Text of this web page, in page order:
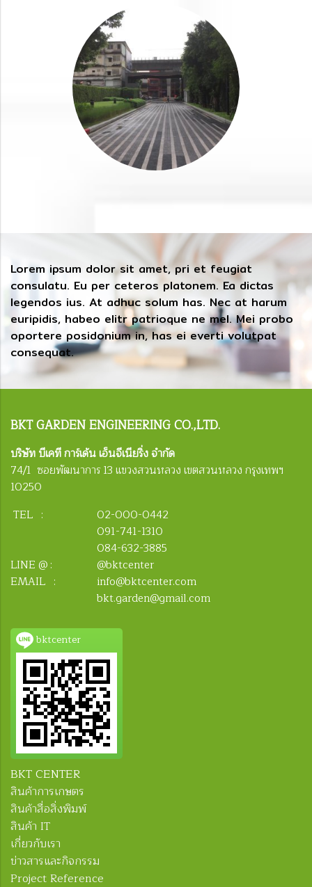
Lorem ipsum dolor sit amet, pri et feugiat
consulatu. Eu per ceteros platonem. Ea dictas
legendos ius. At adhuc solum has. Nec at harum
euripidis, habeo elitr patrioque ne mel. Mei probo
oportere posidonium in, has ei everti volutpat
consequat.
BKTGARDEN ENGINEERING CO.,LTD.
บริษัท บีเคที การ์เด้น เอ็นจีเนียริ่ง จำกัด
74/1 ซอยพัฒนาการ 13 แขวงสวนหลวง เขตสวนหลวง กรุงเทพฯ
10250
TEL :
02-000-0442
091-741-1310
084-632-3885
LINE @ :
@bktcenter
EMAIL :
info@bktcenter.com
bkt.garden@gmail.com
bktcenter
BKT CENTER
สินค้าการเกษตร
สินค้าสื่อสิ่งพิมพ์
สินค้า IT
เกี่ยวกับเรา
ข่าวสารและกิจกรรม
Project Reference